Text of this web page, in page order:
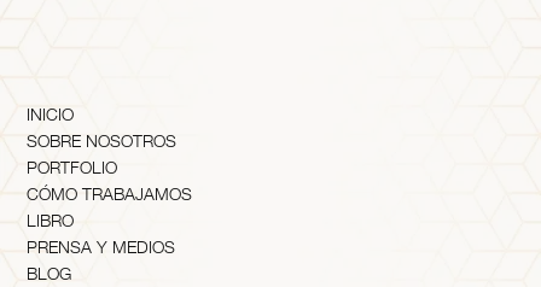
INICIO
SOBRE NOSOTROS
PORTFOLIO
CÓMO TRABAJAMOS
LIBRO
PRENSA Y MEDIOS
BLOG